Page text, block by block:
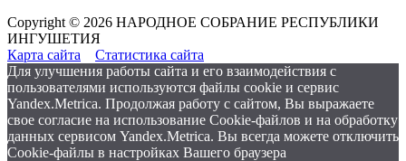
Copyright © 2026 НАРОДНОЕ СОБРАНИЕ РЕСПУБЛИКИ
ИНГУШЕТИЯ
Карта сайта
Статистика сайта
Для улучшения работы сайта и его взаимодействия с
пользователями используются файлы cookie и сервис
Yandex.Metrica. Продолжая работу с сайтом, Вы выражаете
свое согласие на использование Cookie-файлов и на обработку
данных сервисом Yandex.Metrica. Вы всегда можете отключить
Cookie-файлы в настройках Вашего браузера